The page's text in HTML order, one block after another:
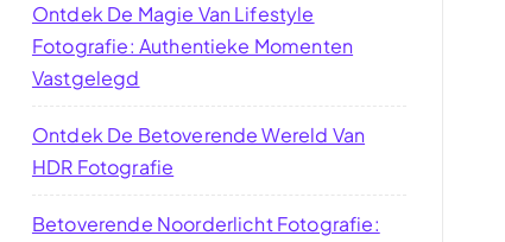
Ontdek De Magie Van Lifestyle
Fotografie: Authentieke Momenten
Vastgelegd
Ontdek De Betoverende Wereld Van
HDR Fotografie
Betoverende Noorderlicht Fotografie: